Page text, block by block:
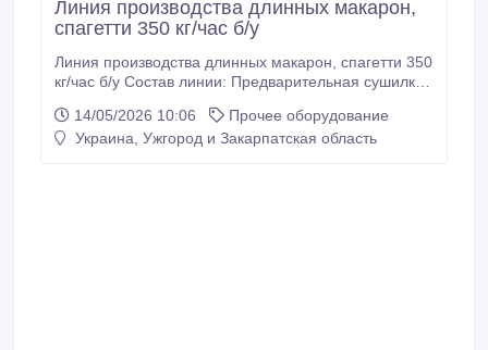
Линия производства длинных макарон,
спагетти 350 кг/час б/у
Линия производства длинных макарон, спагетти 350
кг/час б/у Состав линии: Предварительная сушилка,
Упаковочные машины Опции В наличии есть
предложения так-же на большую
14/05/2026 10:06
Прочее оборудование
Украина, Ужгород и Закарпатская область